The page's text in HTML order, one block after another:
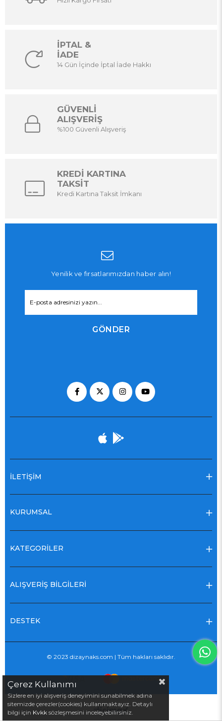
İPTAL &
İADE
14 Gün İçinde İptal İade Hakkı
GÜVENLİ
ALIŞVERİŞ
%100 Güvenli Alışveriş
KREDİ KARTINA
TAKSİT
Kredi Kartına Taksit İmkanı
Yenilik ve fırsatlarımızdan haber alın!
GÖNDER
İLETİŞİM
KURUMSAL
KATEGORİLER
ALIŞVERİŞ BİLGİLERİ
DESTEK
© 2023 dizaynaks.com | Tüm hakları saklıdır.
Çerez Kullanımı
Sizlere en iyi alışveriş deneyimini sunabilmek adına
sitemizde çerezler(cookies) kullanmaktayız. Detaylı
bilgi için Kvkk sözleşmesini inceleyebilirsiniz.